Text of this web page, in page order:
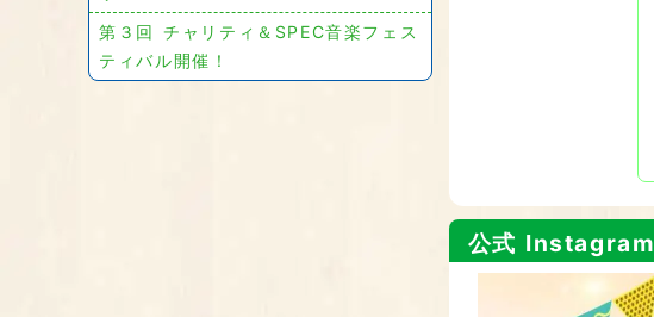
公式 Instagram
第３回 チャリティ＆SPEC音楽フェス
ティバル開催！